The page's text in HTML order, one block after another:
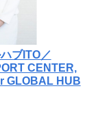
ブITO／
CENTER,
GLOBAL HUB